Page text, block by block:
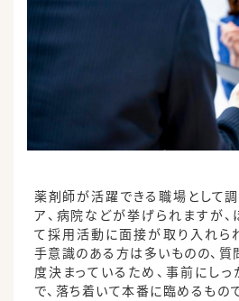
薬剤師が活躍できる職場として
ア、病院などが挙げられますが
て採用活動に面接が取り入れら
手意識のある方は多いものの、
度決まっているため、事前にし
で、落ち着いて本番に臨めるもので